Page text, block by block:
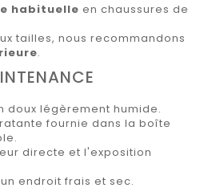
habituelle en chaussures de
tailles, nous recommandons
.
doux légèrement humide.
fournie dans la boîte
directe et l'exposition
endroit frais et sec.